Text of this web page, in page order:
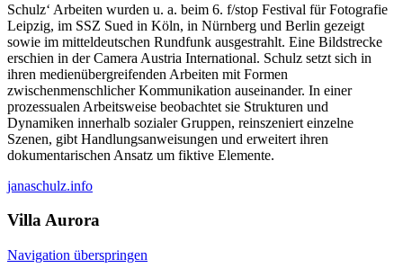
Schulz‘ Arbeiten wurden u. a. beim 6. f/stop Festival für Fotografie
Leipzig, im SSZ Sued in Köln, in Nürnberg und Berlin gezeigt
sowie im mitteldeutschen Rundfunk ausgestrahlt. Eine Bildstrecke
erschien in der Camera Austria International. Schulz setzt sich in
ihren medienübergreifenden Arbeiten mit Formen
zwischenmenschlicher Kommunikation auseinander. In einer
prozessualen Arbeitsweise beobachtet sie Strukturen und
Dynamiken innerhalb sozialer Gruppen, reinszeniert einzelne
Szenen, gibt Handlungsanweisungen und erweitert ihren
dokumentarischen Ansatz um fiktive Elemente.
janaschulz.info
VillaAurora
Navigation überspringen